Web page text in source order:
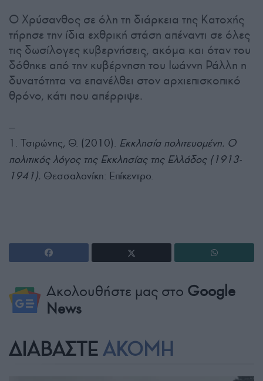
Ο Χρύσανθος σε όλη τη διάρκεια της Κατοχής
τήρησε την ίδια εχθρική στάση απέναντι σε όλες
τις δωσίλογες κυβερνήσεις, ακόμα και όταν του
δόθηκε από την κυβέρνηση του Ιωάννη Ράλλη η
δυνατότητα να επανέλθει στον αρχιεπισκοπικό
θρόνο, κάτι που απέρριψε.
—
1. Τσιρώνης, Θ. (2010). Εκκλησία πολιτευομένη. Ο
πολιτικός λόγος της Εκκλησίας της Ελλάδος (1913-
1941). Θεσσαλονίκη: Επίκεντρο.
Ακολουθήστε μας στο Google
News
ΔΙΑΒΑΣΤΕ ΑΚΟΜΗ